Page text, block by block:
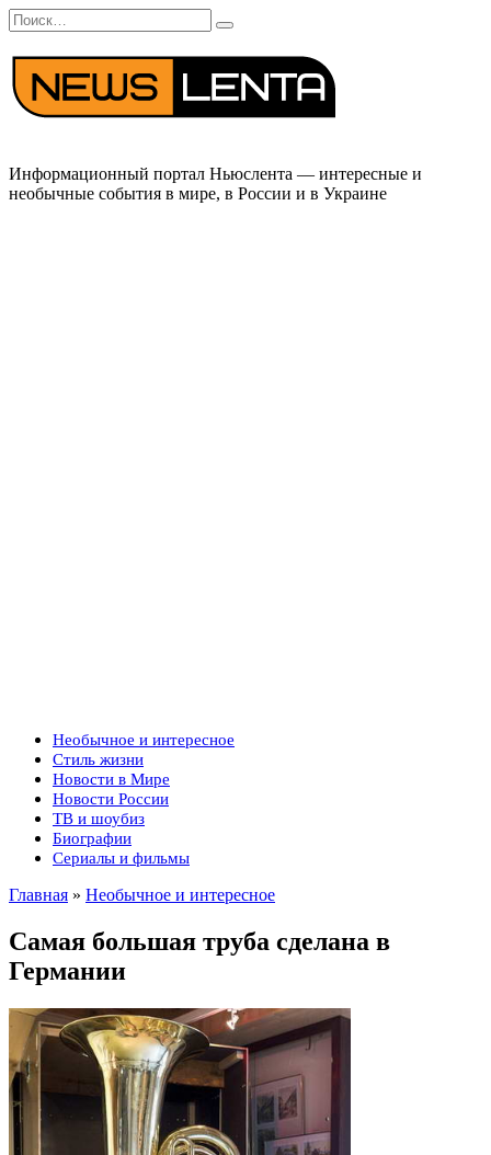
Перейти
к
содержанию
Search
for:
Информационный портал Ньюслента — интересные и
необычные события в мире, в России и в Украине
Необычное и интересное
Стиль жизни
Новости в Мире
Новости России
ТВ и шоубиз
Биографии
Сериалы и фильмы
Главная » Необычное и интересное
Самая большая труба сделана в
Германии